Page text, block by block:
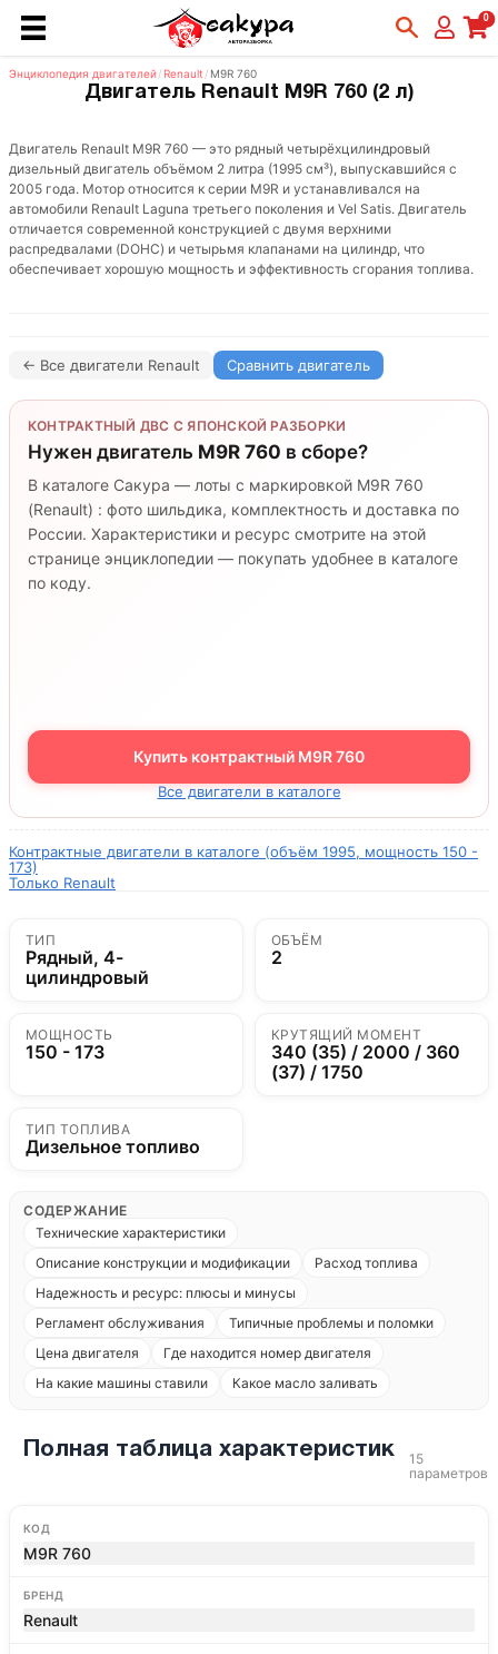
0
Энциклопедия двигателей/ Renault / M9R 760
Двигатель Renault M9R 760 (2 л)
Двигатель Renault M9R 760 — это рядный четырёхцилиндровый
дизельный двигатель объёмом 2 литра (1995 см³), выпускавшийся с
2005 года. Мотор относится к серии M9R и устанавливался на
автомобили Renault Laguna третьего поколения и Vel Satis. Двигатель
отличается современной конструкцией с двумя верхними
распредвалами (DOHC) и четырьмя клапанами на цилиндр, что
обеспечивает хорошую мощность и эффективность сгорания топлива.
← Все двигатели Renault Сравнить двигатель
КОНТРАКТНЫЙ ДВС С ЯПОНСКОЙ РАЗБОРКИ
Нужен двигатель M9R 760 в сборе?
В каталоге Сакура — лоты с маркировкой M9R 760
(Renault) : фото шильдика, комплектность и доставка по
России. Характеристики и ресурс смотрите на этой
странице энциклопедии — покупать удобнее в каталоге
по коду.
Купить контрактный M9R 760
Все двигатели в каталоге
Контрактные двигатели в каталоге (объём 1995, мощность 150 -
173)
Только Renault
ТИП
Рядный, 4-
цилиндровый
ОБЪЁМ
2
МОЩНОСТЬ
150 - 173
КРУТЯЩИЙ МОМЕНТ
340 (35) / 2000 / 360
(37) / 1750
ТИП ТОПЛИВА
Дизельное топливо
СОДЕРЖАНИЕ
Технические характеристики
Описание конструкции и модификации
Расход топлива
Надежность и ресурс: плюсы и минусы
Регламент обслуживания
Типичные проблемы и поломки
Цена двигателя
Где находится номер двигателя
На какие машины ставили
Какое масло заливать
Полная таблица характеристик
15
параметров
КОД
M9R 760
БРЕНД
Renault